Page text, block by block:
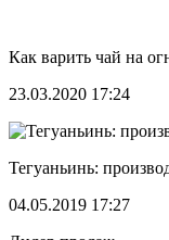
Как варить чай на
23.03.2020 17:24
Тегуаньинь:
04.05.2019 17:27